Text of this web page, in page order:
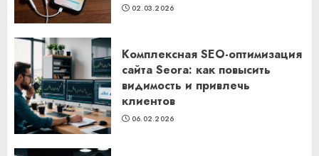
02.03.2026
Комплексная SEO-оптимизация
сайта Seora: как повысить
видимость и привлечь
клиентов
06.02.2026